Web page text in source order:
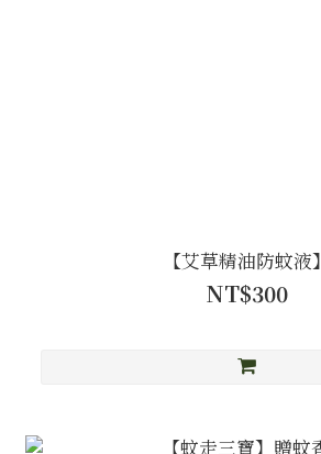
【艾草精油防蚊液】
NT$300